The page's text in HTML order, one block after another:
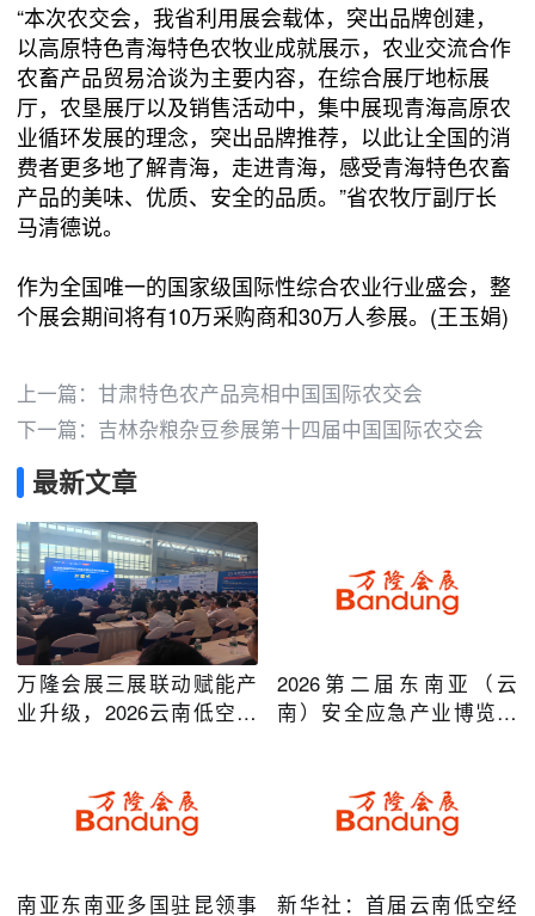
“本次农交会，我省利用展会载体，突出品牌创建，
以高原特色青海特色农牧业成就展示，农业交流合作
农畜产品贸易洽谈为主要内容，在综合展厅地标展
厅，农垦展厅以及销售活动中，集中展现青海高原农
业循环发展的理念，突出品牌推荐，以此让全国的消
费者更多地了解青海，走进青海，感受青海特色农畜
产品的美味、优质、安全的品质。”省农牧厅副厅长
马清德说。
作为全国唯一的国家级国际性综合农业行业盛会，整
个展会期间将有10万采购商和30万人参展。(王玉娟)
上一篇： 甘肃特色农产品亮相中国国际农交会
下一篇： 吉林杂粮杂豆参展第十四届中国国际农交会
最新文章
万隆会展三展联动赋能产
业升级，2026云南低空经
2026第二届东南亚（云
南）安全应急产业博览会
南亚东南亚多国驻昆领事 新华社：首届云南低空经